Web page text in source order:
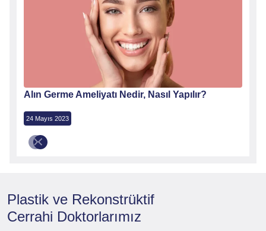
Alın Germe Ameliyatı Nedir, Nasıl Yapılır?
24 Mayıs 2023
Plastik ve Rekonstrüktif
Cerrahi Doktorlarımız